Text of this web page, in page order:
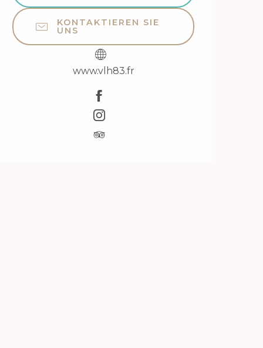
KONTAKTIEREN SIE
UNS
www.vlh83.fr